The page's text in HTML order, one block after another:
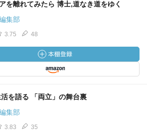
を離れてみたら 博士,道なき道をゆく
集部
3.75 48
を語る 「両立」の舞台裏
集部
3.83 35